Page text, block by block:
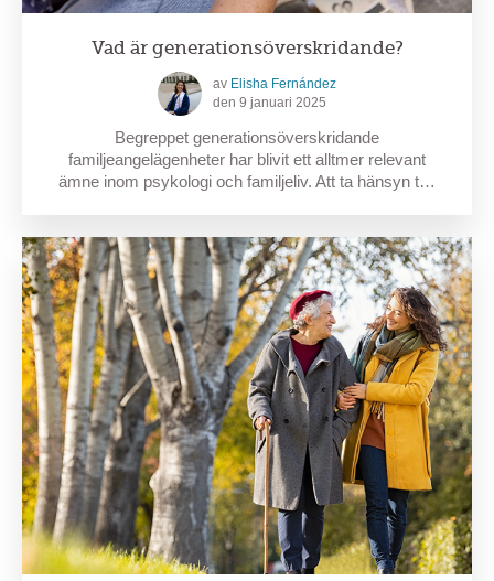
Vad är generationsöverskridande?
av Elisha Fernández
den 9 januari 2025
Begreppet generationsöverskridande
familjeangelägenheter har blivit ett alltmer relevant
ämne inom psykologi och familjeliv. Att ta hänsyn t…